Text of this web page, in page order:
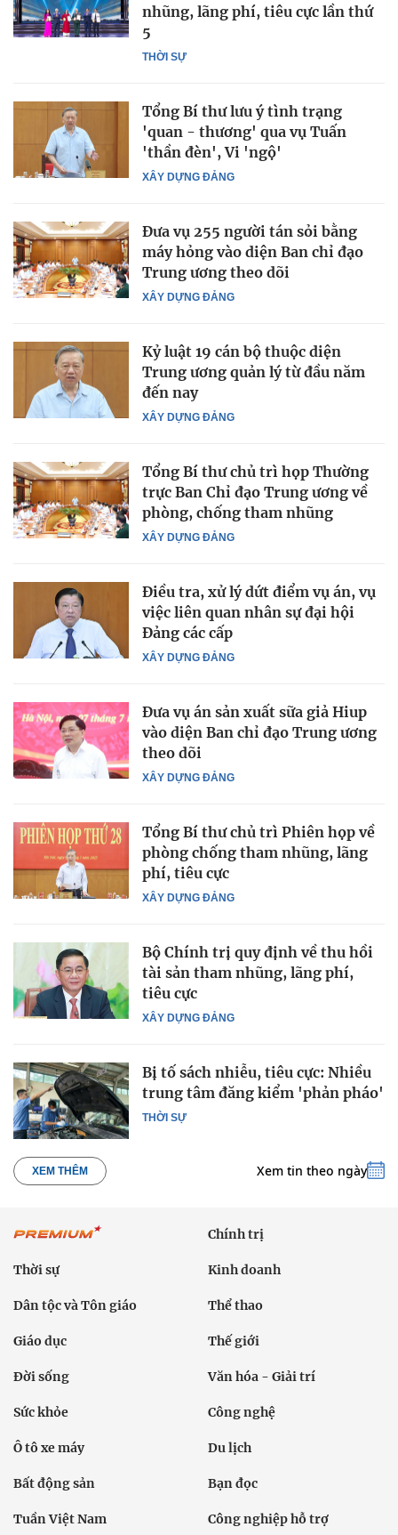
THỜI SỰ
nhũng, lãng phí, tiêu cực lần thứ
5
XÂY DỰNG ĐẢNG
Tổng Bí thư lưu ý tình trạng
'quan - thương' qua vụ Tuấn
'thần đèn', Vi 'ngộ'
XÂY DỰNG ĐẢNG
Đưa vụ 255 người tán sỏi bằng
máy hỏng vào diện Ban chỉ đạo
Trung ương theo dõi
XÂY DỰNG ĐẢNG
Kỷ luật 19 cán bộ thuộc diện
Trung ương quản lý từ đầu năm
đến nay
XÂY DỰNG ĐẢNG
Tổng Bí thư chủ trì họp Thường
trực Ban Chỉ đạo Trung ương về
phòng, chống tham nhũng
XÂY DỰNG ĐẢNG
Điều tra, xử lý dứt điểm vụ án, vụ
việc liên quan nhân sự đại hội
Đảng các cấp
XÂY DỰNG ĐẢNG
Đưa vụ án sản xuất sữa giả Hiup
vào diện Ban chỉ đạo Trung ương
theo dõi
XÂY DỰNG ĐẢNG
Tổng Bí thư chủ trì Phiên họp về
phòng chống tham nhũng, lãng
phí, tiêu cực
XÂY DỰNG ĐẢNG
Bộ Chính trị quy định về thu hồi
tài sản tham nhũng, lãng phí,
tiêu cực
THỜI SỰ
Bị tố sách nhiễu, tiêu cực: Nhiều
trung tâm đăng kiểm 'phản pháo'
XEM THÊM Xem tin theo ngày
Chính trị
Thời sự Kinh doanh
Dân tộc và Tôn giáo Thể thao
Giáo dục Thế giới
Đời sống Văn hóa - Giải trí
Sức khỏe Công nghệ
Ô tô xe máy Du lịch
Bất động sản Bạn đọc
Tuần Việt Nam Công nghiệp hỗ trợ